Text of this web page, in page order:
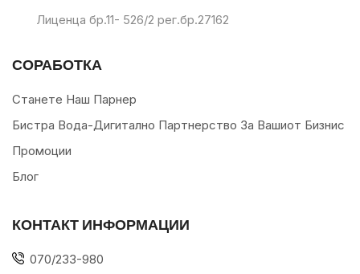
Лиценца бр.11- 526/2 рег.бр.27162
СОРАБОТКА
Станете Наш Парнер
Бистра Вода-Дигитално Партнерство За Вашиот Бизнис
Промоции
Блог
КОНТАКТ ИНФОРМАЦИИ
070/233-980